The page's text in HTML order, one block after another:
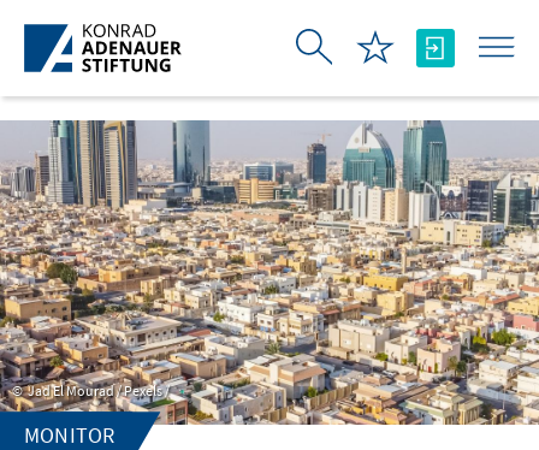
Skip to Main Content
Jad El Mourad / Pexels /
MONITOR